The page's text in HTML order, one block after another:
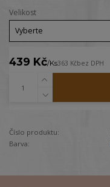
Velikost
439 Kč/Ks363 Kčbez DPH
Číslo produktu:
Barva: